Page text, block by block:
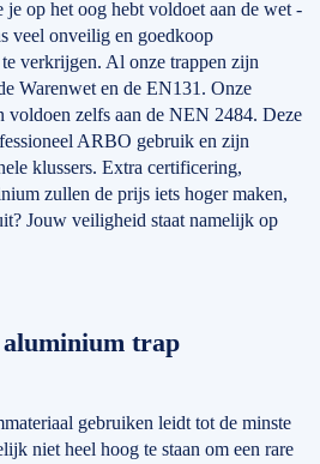
op het oog hebt voldoet aan de wet -
veel onveilig en goedkoop
verkrijgen. Al onze trappen zijn
Warenwet en de EN131. Onze
voldoen zelfs aan de NEN 2484. Deze
ARBO gebruik en zijn
klussers. Extra certificering,
zullen de prijs iets hoger maken,
Jouw veiligheid staat namelijk op
trap
gebruiken leidt tot de minste
niet heel hoog te staan om een rare